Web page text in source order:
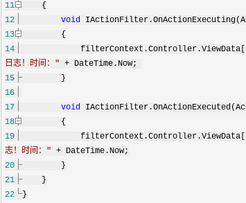
11
{
12
void
13
{
14
filterContext.Controller.ViewData[
日志！时间： " + DateTime.Now;
15
}
16
17
void
18
{
19
filterContext.Controller.ViewData[
志！时间： " + DateTime.Now;
20
}
21
}
22
}